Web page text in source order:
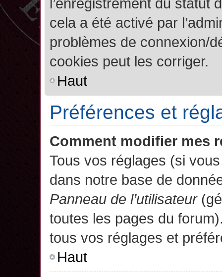
cela a été activé par
problèmes de connexion/
cookies peut les corriger.
Haut
Préférences et
Comment modifier mes
Tous vos réglages (si
dans notre base de
Panneau de l’utilisateur
toutes les pages du
tous vos réglages et
Haut